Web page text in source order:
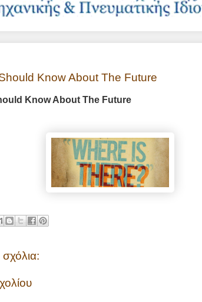
Know About The Future
Know About The Future